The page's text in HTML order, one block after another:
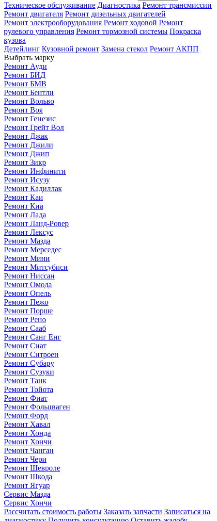
Техническое обслуживание Диагностика Ремонт трансмиссии
Ремонт двигателя Ремонт дизельных двигателей
Ремонт электрооборудования Ремонт ходовой Ремонт
рулевого управления Ремонт тормозной системы Покраска
кузова
Детейлинг Кузовной ремонт Замена стекол Ремонт АКПП
Выбрать марку
Ремонт Ауди
Ремонт БИД
Ремонт БМВ
Ремонт Бентли
Ремонт Вольво
Ремонт Воя
Ремонт Генезис
Ремонт Грейт Вол
Ремонт Джак
Ремонт Джили
Ремонт Джип
Ремонт Зикр
Ремонт Инфинити
Ремонт Исузу
Ремонт Кадиллак
Ремонт Каи
Ремонт Киа
Ремонт Лада
Ремонт Ланд-Ровер
Ремонт Лексус
Ремонт Мазда
Ремонт Мерседес
Ремонт Мини
Ремонт Митсубиси
Ремонт Ниссан
Ремонт Омода
Ремонт Опель
Ремонт Пежо
Ремонт Порше
Ремонт Рено
Ремонт Сааб
Ремонт Санг Енг
Ремонт Сиат
Ремонт Ситроен
Ремонт Субару
Ремонт Сузуки
Ремонт Танк
Ремонт Тойота
Ремонт Фиат
Ремонт Фольцваген
Ремонт Форд
Ремонт Хавал
Ремонт Хонда
Ремонт Хончи
Ремонт Чанган
Ремонт Чери
Ремонт Шевроле
Ремонт Шкода
Ремонт Ягуар
Сервис Мазда
Сервис Хончи
Рассчитать стоимость работы Заказать запчасти Записаться на